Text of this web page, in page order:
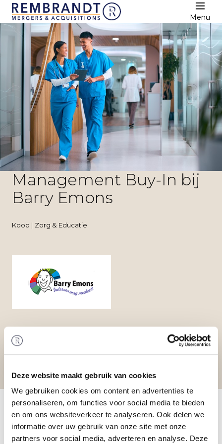
Deze website maakt gebruik van cookies
We gebruiken cookies om content en advertenties te
personaliseren, om functies voor social media te bieden
en om ons websiteverkeer te analyseren. Ook delen we
informatie over uw gebruik van onze site met onze
partners voor social media, adverteren en analyse. Deze
Menu
Management Buy-In bij
Barry Emons
Koop | Zorg & Educatie
Home/Transacties/ Management Buy-In bij
Barry Emons
De heer Van Nieuwenburg heeft door middel van